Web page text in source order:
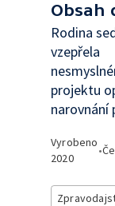
Obsah
Rodina
vzepřela
projektu
narovnání
Vyrobeno
2020
•